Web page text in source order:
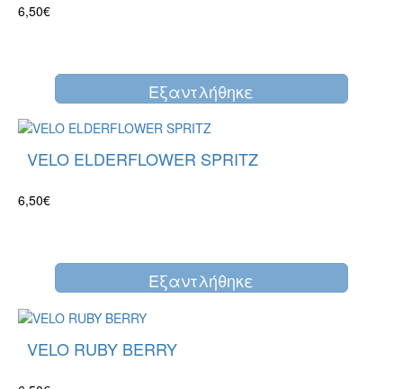
6,50€
Eξαντλήθηκε
VELO ELDERFLOWER SPRITZ
6,50€
Eξαντλήθηκε
VELO RUBY BERRY